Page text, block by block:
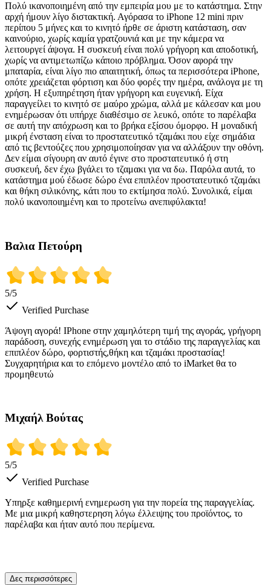
Πολύ ικανοποιημένη από την εμπειρία μου με το κατάστημα. Στην
αρχή ήμουν λίγο διστακτική. Αγόρασα το iPhone 12 mini πριν
περίπου 5 μήνες και το κινητό ήρθε σε άριστη κατάσταση, σαν
καινούριο, χωρίς καμία γρατζουνιά και με την κάμερα να
λειτουργεί άψογα. Η συσκευή είναι πολύ γρήγορη και αποδοτική,
χωρίς να αντιμετωπίζω κάποιο πρόβλημα. Όσον αφορά την
μπαταρία, είναι λίγο πιο απαιτητική, όπως τα περισσότερα iPhone,
οπότε χρειάζεται φόρτιση και δύο φορές την ημέρα, ανάλογα με τη
χρήση. Η εξυπηρέτηση ήταν γρήγορη και ευγενική. Είχα
παραγγείλει το κινητό σε μαύρο χρώμα, αλλά με κάλεσαν και μου
ενημέρωσαν ότι υπήρχε διαθέσιμο σε λευκό, οπότε το παρέλαβα
σε αυτή την απόχρωση και το βρήκα εξίσου όμορφο. Η μοναδική
μικρή ένσταση είναι το προστατευτικό τζαμάκι που είχε σημάδια
από τις βεντούζες που χρησιμοποίησαν για να αλλάξουν την οθόνη.
Δεν είμαι σίγουρη αν αυτό έγινε στο προστατευτικό ή στη
συσκευή, δεν έχω βγάλει το τζαμακι για να δω. Παρόλα αυτά, το
κατάστημα μού έδωσε δώρο ένα επιπλέον προστατευτικό τζαμάκι
και θήκη σιλικόνης, κάτι που το εκτίμησα πολύ. Συνολικά, είμαι
πολύ ικανοποιημένη και το προτείνω ανεπιφύλακτα!
Βαλια Πετούρη
5/5
Verified Purchase
Άψογη αγορά! IPhone στην χαμηλότερη τιμή της αγοράς, γρήγορη
παράδοση, συνεχής ενημέρωση γαι το στάδιο της παραγγελίας και
επιπλέον δώρο, φορτιστής,θήκη και τζαμάκι προστασίας!
Συγχαρητήρια και το επόμενο μοντέλο από το iMarket θα το
προμηθευτώ
Μιχαήλ Βούτας
5/5
Verified Purchase
Υπηρξε καθημερινή ενημερωση για την πορεία της παραγγελίας.
Με μια μικρή καθηστερηση λόγω έλλειψης του προϊόντος, το
παρέλαβα και ήταν αυτό που περίμενα.
Δες περισσότερες